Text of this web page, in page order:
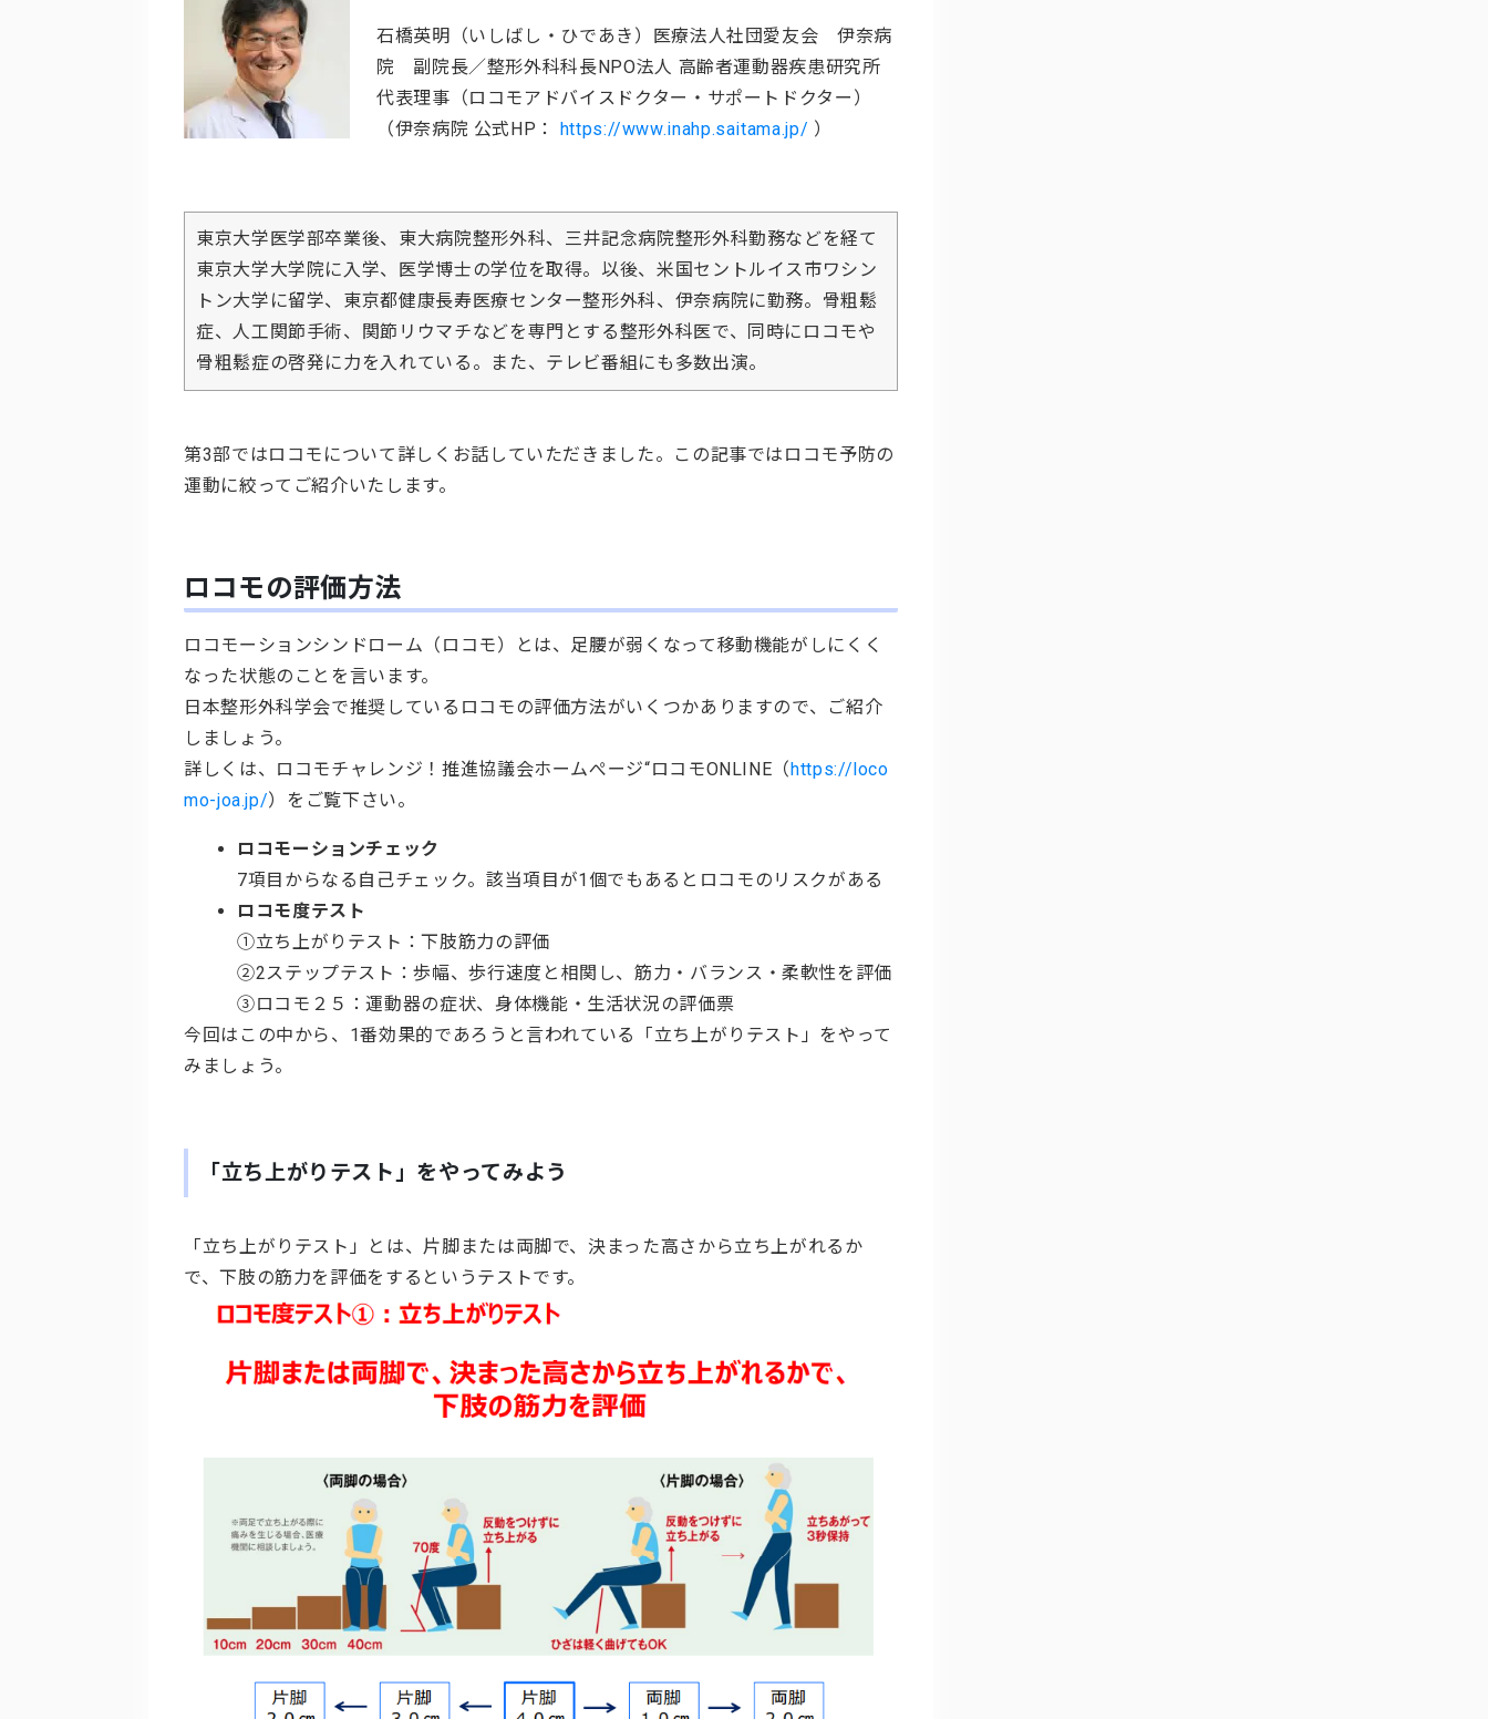
石橋英明（いしばし・ひであき）医療法人社団愛友会 伊奈病
院 副院長／整形外科科長 NPO法人 高齢者運動器疾患研究所
代表理事（ロコモアドバイスドクター・サポートドクター）
（伊奈病院 公式HP：
https://www.inahp.saitama.jp/ ）
東京大学医学部卒業後、東大病院整形外科、三井記念病院整形外科勤務などを経て
東京大学大学院に入学、医学博士の学位を取得。以後、米国セントルイス市ワシン
トン大学に留学、東京都健康長寿医療センター整形外科、伊奈病院に勤務。骨粗鬆
症、人工関節手術、関節リウマチなどを専門とする整形外科医で、同時にロコモや
骨粗鬆症の啓発に力を入れている。また、テレビ番組にも多数出演。
第3部ではロコモについて詳しくお話していただきました。この記事ではロコモ予防の
運動に絞ってご紹介いたします。
ロコモの評価方法
ロコモーションシンドローム（ロコモ）とは、足腰が弱くなって移動機能がしにくく
なった状態のことを言います。
日本整形外科学会で推奨しているロコモの評価方法がいくつかありますので、ご紹介
しましょう。
詳しくは、ロコモチャレンジ！推進協議会ホームぺージ“ロコモONLINE（ https://loco
mo-joa.jp/）をご覧下さい。
ロコモーションチェック
7項目からなる自己チェック。該当項目が1個でもあるとロコモのリスクがある
ロコモ度テスト
①立ち上がりテスト：下肢筋力の評価
②2ステップテスト：歩幅、歩行速度と相関し、筋力・バランス・柔軟性を評価
③ロコモ２５：運動器の症状、身体機能・生活状況の評価票
今回はこの中から、1番効果的であろうと言われている「立ち上がりテスト」をやって
みましょう。
「立ち上がりテスト」をやってみよう
「立ち上がりテスト」とは、片脚または両脚で、決まった高さから立ち上がれるか
で、下肢の筋力を評価をするというテストです。